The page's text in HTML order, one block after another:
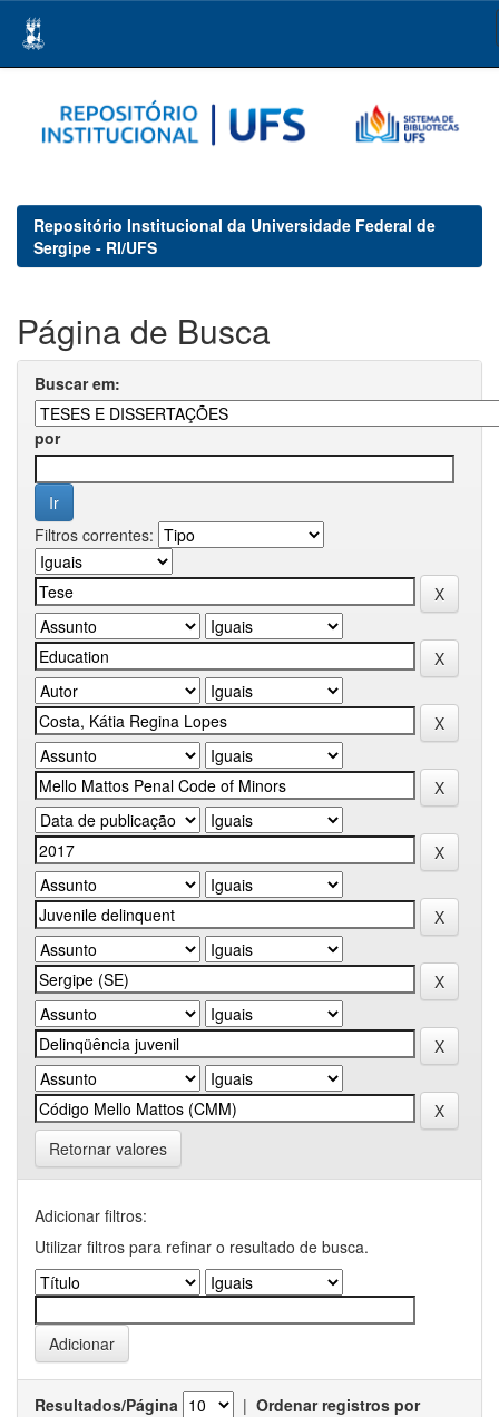
navigation
Repositório Institucional da Universidade Federal de
Sergipe - RI/UFS
Página de Busca
Buscar em:
por
Filtros correntes:
Retornar valores
Adicionar filtros:
Utilizar filtros para refinar o resultado de busca.
Resultados/Página | Ordenar registros por